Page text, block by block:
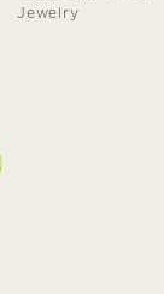
Jewelry